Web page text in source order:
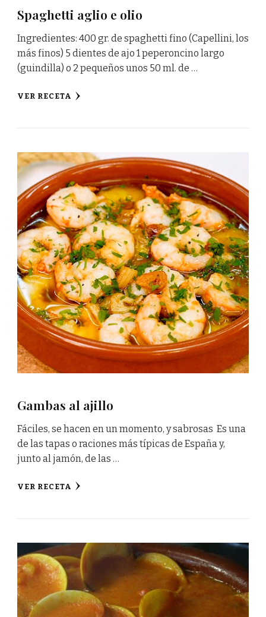
Spaghetti aglio e olio
Ingredientes: 400 gr. de spaghetti fino (Capellini, los
más finos) 5 dientes de ajo 1 peperoncino largo
(guindilla) o 2 pequeños unos 50 ml. de …
VER RECETA
Gambas al ajillo
Fáciles, se hacen en un momento, y sabrosas Es una
de las tapas o raciones más típicas de España y,
junto al jamón, de las …
VER RECETA